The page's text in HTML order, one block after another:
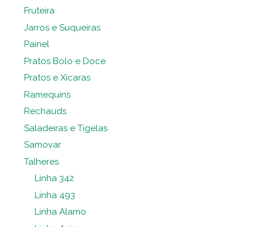
Fruteira
Jarros e Suqueiras
Painel
Pratos Bolo e Doce
Pratos e Xícaras
Ramequins
Rechauds
Saladeiras e Tigelas
Samovar
Talheres
Linha 342
Linha 493
Linha Alamo